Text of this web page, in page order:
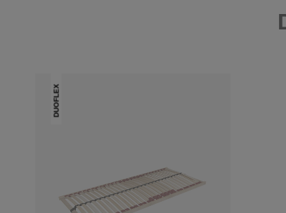
DUOFLEX